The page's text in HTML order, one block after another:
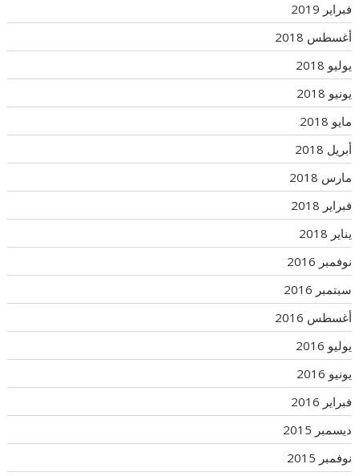
فبراير 2019
أغسطس 2018
يوليو 2018
يونيو 2018
مايو 2018
أبريل 2018
مارس 2018
فبراير 2018
يناير 2018
نوفمبر 2016
سبتمبر 2016
أغسطس 2016
يوليو 2016
يونيو 2016
فبراير 2016
ديسمبر 2015
نوفمبر 2015